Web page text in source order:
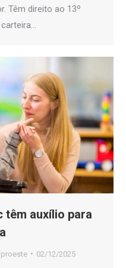
Têm direito ao 13º
auxílio para
02/12/2025